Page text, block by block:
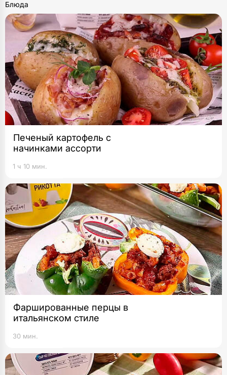
Блюда
Печеный картофель с
начинками ассорти
1 ч 10 мин.
Фаршированные перцы в
итальянском стиле
30 мин.